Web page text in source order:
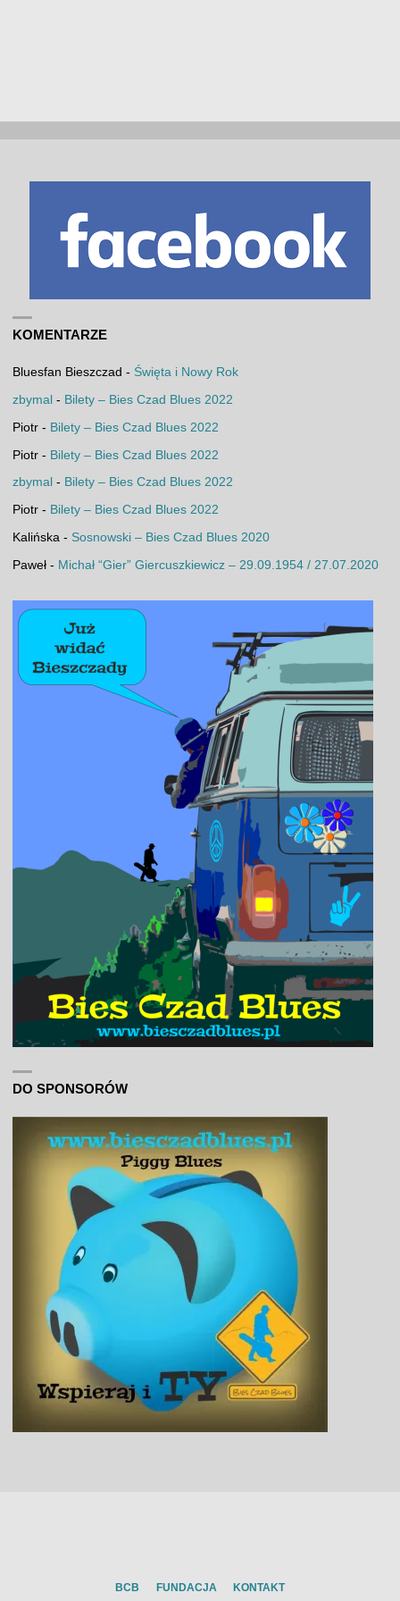
KOMENTARZE
Bluesfan Bieszczad - Święta i Nowy Rok
zbymal - Bilety – Bies Czad Blues 2022
Piotr- Bilety – Bies Czad Blues 2022
Piotr- Bilety – Bies Czad Blues 2022
zbymal - Bilety – Bies Czad Blues 2022
Piotr- Bilety – Bies Czad Blues 2022
Kalińska - Sosnowski – Bies Czad Blues 2020
Paweł- Michał “Gier” Giercuszkiewicz – 29.09.1954 / 27.07.2020
DO SPONSORÓW
BCB FUNDACJA KONTAKT